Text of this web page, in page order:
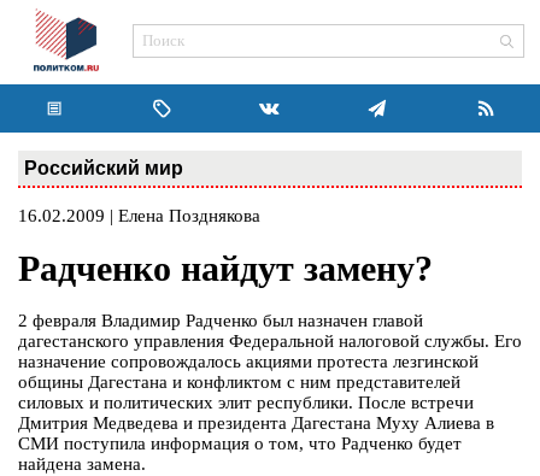
Российский мир
16.02.2009 | Елена Позднякова
Радченко найдут замену?
2 февраля Владимир Радченко был назначен главой
дагестанского управления Федеральной налоговой службы. Его
назначение сопровождалось акциями протеста лезгинской
общины Дагестана и конфликтом с ним представителей
силовых и политических элит республики. После встречи
Дмитрия Медведева и президента Дагестана Муху Алиева в
СМИ поступила информация о том, что Радченко будет
найдена замена.